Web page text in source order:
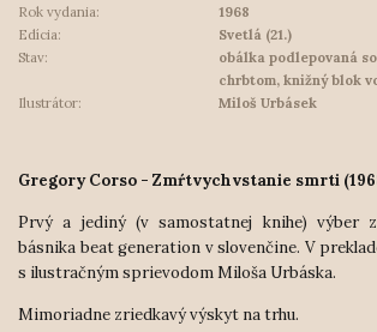
Rok vydania:
1968
Edícia:
Svetlá (21.)
Stav:
obálka podlepovaná
chrbtom, knižný blok
Ilustrátor:
Miloš Urbásek
Gregory Corso - Zmŕtvychvstanie smrti
Prvý a jediný (v samostatnej knihe) výber
básnika beat generation v slovenčine. V
s ilustračným sprievodom Miloša Urbáska.
Mimoriadne zriedkavý výskyt na trhu.